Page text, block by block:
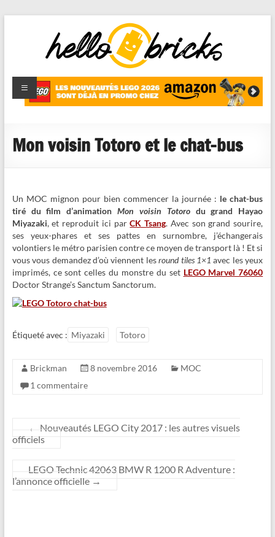
HelloBricks
Blog LEGO,
nouveaut�s
reviews
Mon voisin Totoro et le chat-bus
Un MOC mignon pour bien commencer la journée : le chat-bus
tiré du film d’animationMon voisin Totorodu grand Hayao
Miyazaki, et reproduit ici parCK Tsang. Avec son grand sourire,
ses yeux-phares et ses pattes en surnombre, j’échangerais
volontiers le métro parisien contre ce moyen de transport là ! Et si
vous vous demandez d’où viennent lesround tiles 1×1 avec les yeux
imprimés, ce sont celles du monstre du set LEGO Marvel 76060
Doctor Strange’s Sanctum Sanctorum.
Étiqueté avec : Miyazaki Totoro
Brickman 8 novembre 2016
MOC
1 commentaire
←
Nouveautés LEGO City 2017 : les autres visuels
officiels
LEGO Technic 42063 BMW R 1200 R Adventure :
l’annonce officielle →